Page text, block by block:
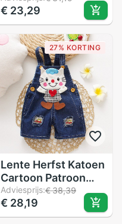
Bear Sweatpant
Joggers Elastische
Bodems Broek
€ 23,29
27% KORTING
Lente Herfst Katoen
Cartoon Patroon
Kinderen Jongens
Meisjes Mode
Denim Hemdje
Adviesprijs:€ 38,39
€ 28,19